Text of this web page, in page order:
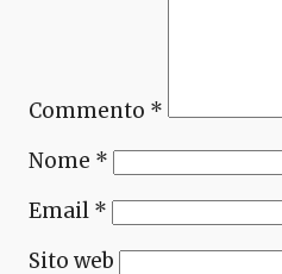
Commento *
Nome *
Email *
Sito web